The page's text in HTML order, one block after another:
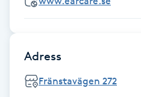
Damklippning
Dermapen
Adress
Fränstavägen 272